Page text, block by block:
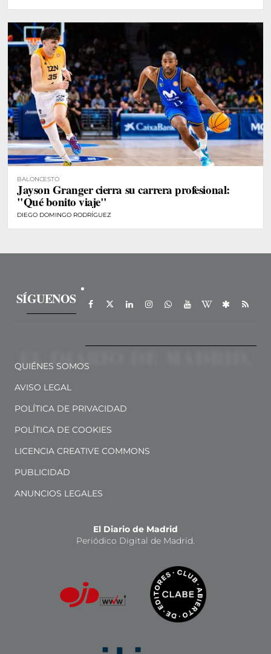
BALONCESTO
Jayson Granger cierra su carrera profesional:
"Qué bonito viaje"
DIEGO DOMINGO RODRÍGUEZ
SÍGUENOS
QUIÉNES SOMOS
AVISO LEGAL
POLÍTICA DE PRIVACIDAD
POLÍTICA DE COOKIES
LICENCIA CREATIVE COMMONS
PUBLICIDAD
ANUNCIOS LEGALES
El Diario de Madrid
Periódico Digital de Madrid.